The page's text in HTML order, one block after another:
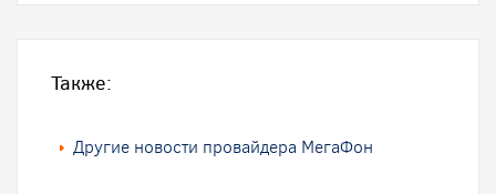
Также:
Другие новости провайдера МегаФон